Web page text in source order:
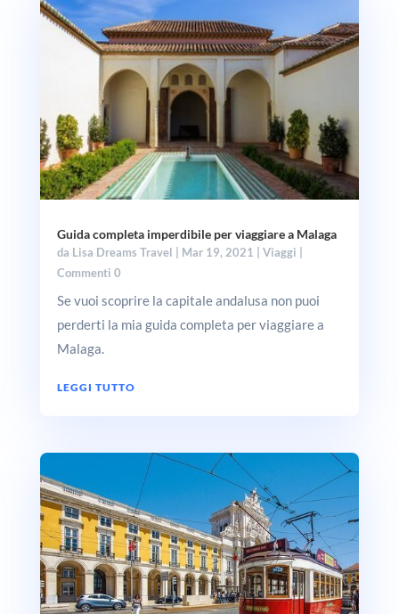
Guida completa imperdibile per viaggiare a Malaga
da Lisa Dreams Travel | Mar 19, 2021 | Viaggi |
Commenti 0
Se vuoi scoprire la capitale andalusa non puoi
perderti la mia guida completa per viaggiare a
Malaga.
LEGGI TUTTO